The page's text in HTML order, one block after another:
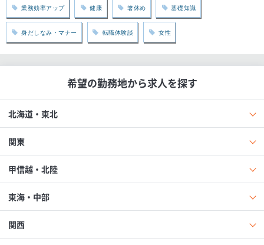
業務効率アップ 健康 箸休め 基礎知識
身だしなみ・マナー 転職体験談 女性
希望の勤務地から求人を探す
北海道・東北
関東
甲信越・北陸
東海・中部
関西